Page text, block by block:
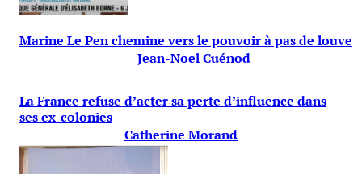
Marine Le Pen chemine vers le pouvoir à pas de louve
Jean-Noel Cuénod
La France refuse d’acter sa perte d’influence dans
ses ex-colonies
Catherine Morand